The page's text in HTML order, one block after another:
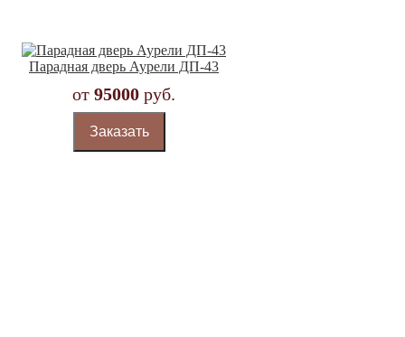
Парадная дверь Аурели ДП-43
от 95000 руб.
Заказать